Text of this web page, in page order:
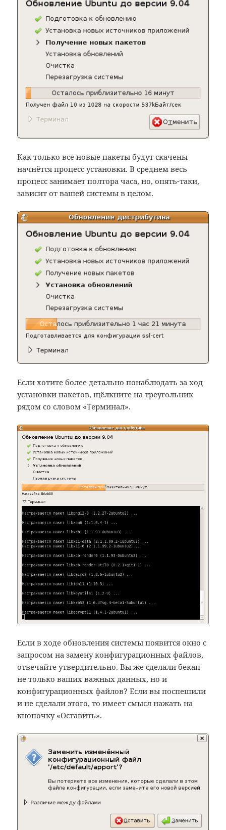
Как только все новые пакеты будут скачены
начнётся процесс установки. В среднем весь
процесс занимает полтора часа, но, опять-таки,
зависит от вашей системы в целом.
Если хотите более детально понаблюдать за ход
установки пакетов, щёлкните на треугольник
рядом со словом «Терминал».
Если в ходе обновления системы появится окно с
запросом на замену конфигурационных файлов,
отвечайте утвердительно. Вы же сделали бекап
не только ваших важных данных, но и
конфигурационных файлов? Если вы поспешили
и не сделали этого, то имеет смысл нажать на
кнопочку «Оставить».